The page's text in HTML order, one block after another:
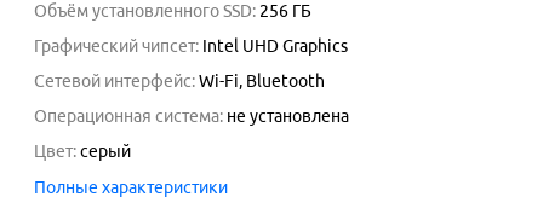
Объём установленного SSD: 256 ГБ
Графический чипсет: Intel UHD Graphics
Сетевой интерфейс:Wi-Fi, Bluetooth
Операционная система: не установлена
Цвет:серый
Полные характеристики